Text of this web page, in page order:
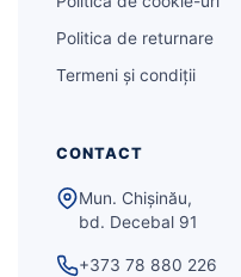
Politica de returnare
Termeni și condiții
CONTACT
Mun. Chișinău,
bd. Decebal 91
+373 78 880 226